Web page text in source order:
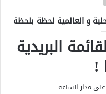
و العالمية لحظة بلحظة
البريدية
!